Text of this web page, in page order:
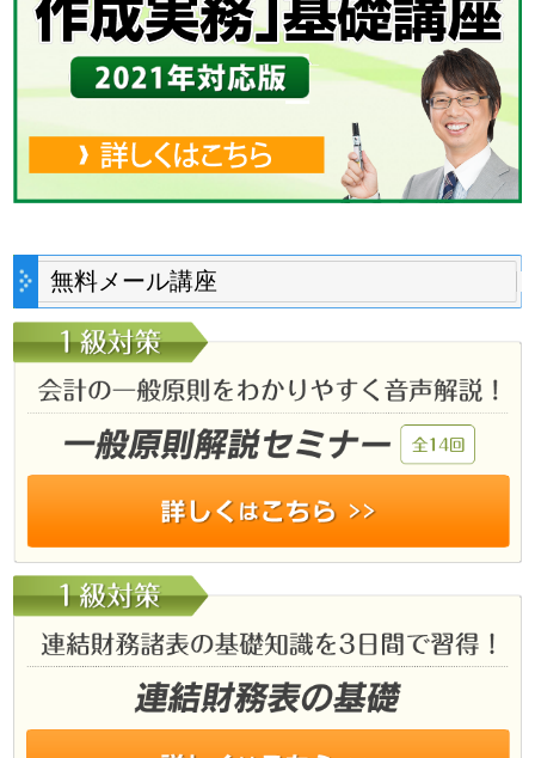
無料メール講座